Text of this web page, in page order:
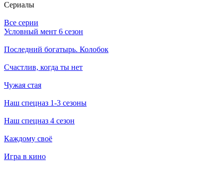
Се­риа­лы
Все серии
Условный мент 6 сезон
Последний богатырь. Колобок
Счастлив, когда ты нет
Чужая стая
Наш спецназ 1-3 сезоны
Наш спецназ 4 сезон
Каждому своё
Игра в кино